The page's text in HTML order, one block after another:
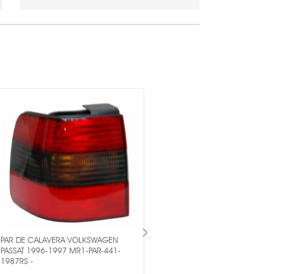
PAR DE CALAVERA VOLKSWAGEN
PASSAT 1996-1997 MR1-PAR-441-
1987RS -